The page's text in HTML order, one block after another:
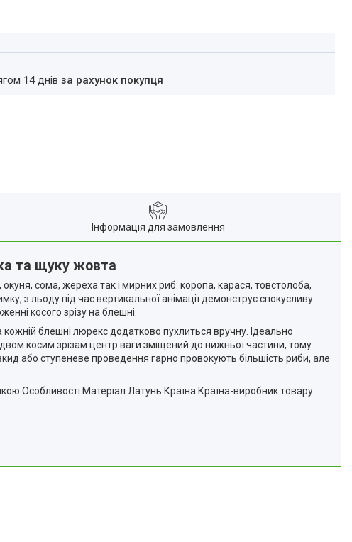
14 днів за рахунок покупця
Інформація для замовлення
та щуку жовта
сома, жереха так і мирних риб: коропа, карася, товстолоба,
з льоду під час вертикальної анімації демонструє спокусливу
косого зрізу на блешні.
блешні люрекс додатково пухлиться вручну. Ідеально
косим зрізам центр ваги зміщений до нижньої частини, тому
або ступеневе проведення гарно провокують більшість риби, але
Особливості Матеріал Латунь Країна Країна-виробник товару